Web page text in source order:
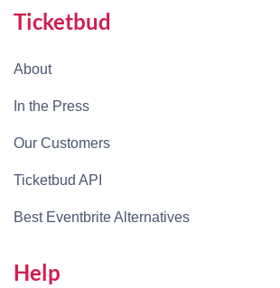
Ticketbud
About
In the Press
Our Customers
Ticketbud API
Best Eventbrite Alternatives
Help